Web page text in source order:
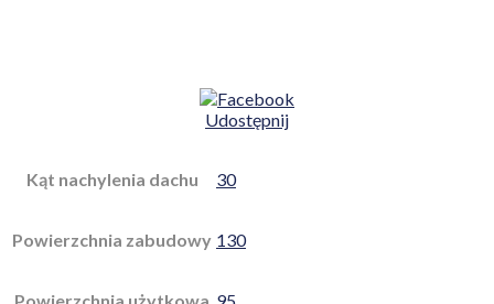
Udostępnij
Kąt nachylenia dachu 30
Powierzchnia zabudowy 130
Powierzchnia użytkowa 95